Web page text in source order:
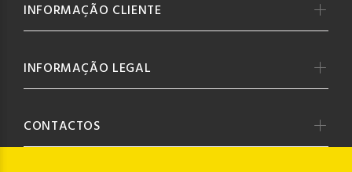
INFORMAÇÃO CLIENTE
INFORMAÇÃO LEGAL
CONTACTOS